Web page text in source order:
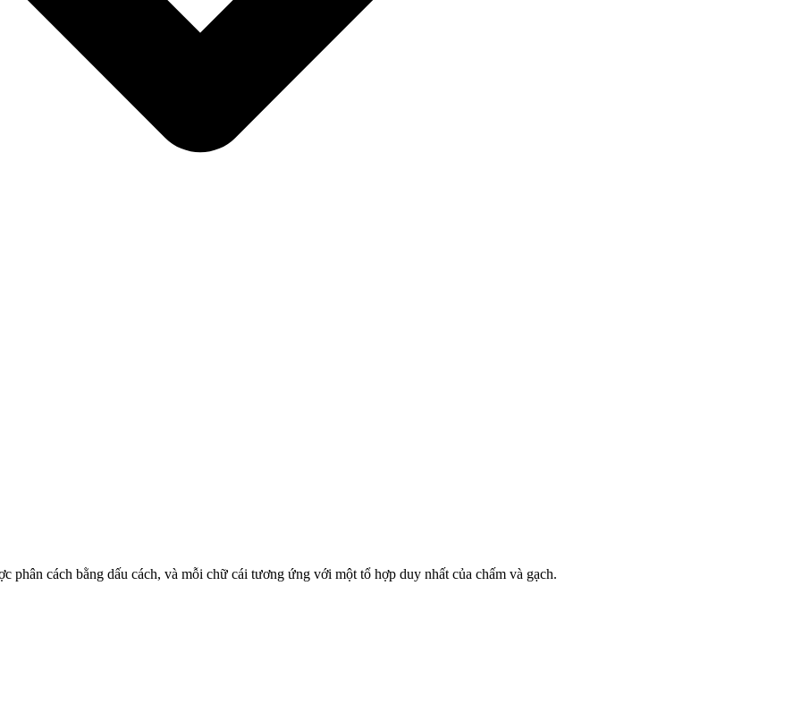
cách bằng dấu cách, và mỗi chữ cái tương ứng với một tổ hợp duy nhất của chấm và gạch.